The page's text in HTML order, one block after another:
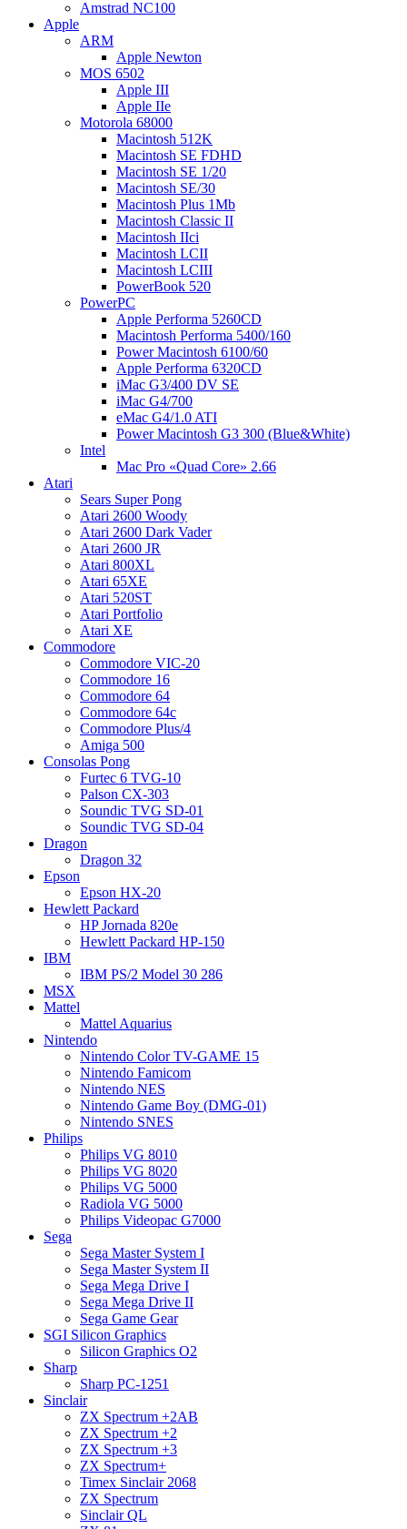
Amstrad NC100
Apple
ARM
Apple Newton
MOS 6502
Apple III
Apple IIe
Motorola 68000
Macintosh 512K
Macintosh SE FDHD
Macintosh SE 1/20
Macintosh SE/30
Macintosh Plus 1Mb
Macintosh Classic II
Macintosh IIci
Macintosh LCII
Macintosh LCIII
PowerBook 520
PowerPC
Apple Performa 5260CD
Macintosh Performa 5400/160
Power Macintosh 6100/60
Apple Performa 6320CD
iMac G3/400 DV SE
iMac G4/700
eMac G4/1.0 ATI
Power Macintosh G3 300 (Blue&White)
Intel
Mac Pro «Quad Core» 2.66
Atari
Sears Super Pong
Atari 2600 Woody
Atari 2600 Dark Vader
Atari 2600 JR
Atari 800XL
Atari 65XE
Atari 520ST
Atari Portfolio
Atari XE
Commodore
Commodore VIC-20
Commodore 16
Commodore 64
Commodore 64c
Commodore Plus/4
Amiga 500
Consolas Pong
Furtec 6 TVG-10
Palson CX-303
Soundic TVG SD-01
Soundic TVG SD-04
Dragon
Dragon 32
Epson
Epson HX-20
Hewlett Packard
HP Jornada 820e
Hewlett Packard HP-150
IBM
IBM PS/2 Model 30 286
MSX
Mattel
Mattel Aquarius
Nintendo
Nintendo Color TV-GAME 15
Nintendo Famicom
Nintendo NES
Nintendo Game Boy (DMG-01)
Nintendo SNES
Philips
Philips VG 8010
Philips VG 8020
Philips VG 5000
Radiola VG 5000
Philips Videopac G7000
Sega
Sega Master System I
Sega Master System II
Sega Mega Drive I
Sega Mega Drive II
Sega Game Gear
SGI Silicon Graphics
Silicon Graphics O2
Sharp
Sharp PC-1251
Sinclair
ZX Spectrum +2AB
ZX Spectrum +2
ZX Spectrum +3
ZX Spectrum+
Timex Sinclair 2068
ZX Spectrum
Sinclair QL